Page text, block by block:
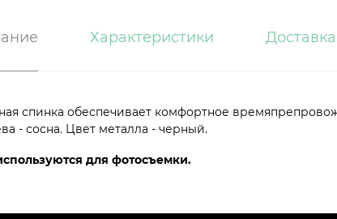
Характеристики Доставка
спинка обеспечивает комфортное
- сосна. Цвет металла - черный.
для фотосъемки.